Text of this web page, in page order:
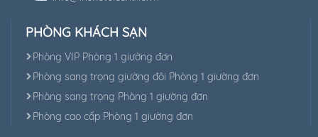
PHÒNG KHÁCH SẠN
Phòng VIP Phòng 1 giường đơn
Phòng sang trọng giường đôi Phòng 1 giường đơn
Phòng sang trọng Phòng 1 giường đơn
Phòng cao cấp Phòng 1 giường đơn